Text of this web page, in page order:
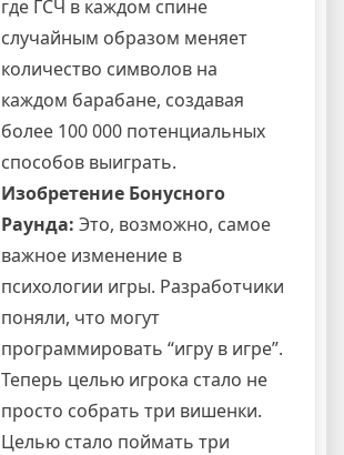
где ГСЧ в каждом спине
случайным образом меняет
количество символов на
каждом барабане, создавая
более 100 000 потенциальных
способов выиграть.
Изобретение Бонусного
Раунда: Это, возможно, самое
важное изменение в
психологии игры. Разработчики
поняли, что могут
программировать “игру в игре”.
Теперь целью игрока стало не
просто собрать три вишенки.
Целью стало поймать три